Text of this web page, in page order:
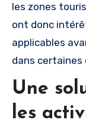
les zones
ont donc
applicables
dans
Une
les